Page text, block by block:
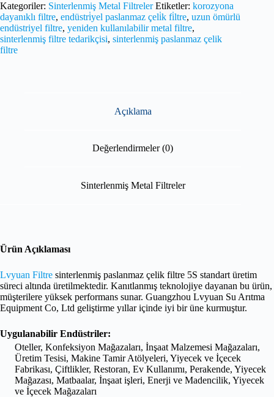
Kategoriler: Sinterlenmiş Metal Filtreler Etiketler: korozyona
dayanıklı filtre, endüstri̇yel paslanmaz çeli̇k fi̇ltre, uzun ömürlü
endüstriyel filtre, yeniden kullanılabilir metal filtre,
sinterlenmiş filtre tedarikçisi, sinterlenmiş paslanmaz çelik
filtre
Açıklama
Değerlendirmeler (0)
Sinterlenmiş Metal Filtreler
Ürün Açıklaması
Lvyuan Filtre sinterlenmiş paslanmaz çelik filtre 5S standart üretim
süreci altında üretilmektedir. Kanıtlanmış teknolojiye dayanan bu ürün,
müşterilere yüksek performans sunar. Guangzhou Lvyuan Su Arıtma
Equipment Co, Ltd geliştirme yıllar içinde iyi bir üne kurmuştur.
Uygulanabilir Endüstriler:
Oteller, Konfeksiyon Mağazaları, İnşaat Malzemesi Mağazaları,
Üretim Tesisi, Makine Tamir Atölyeleri, Yiyecek ve İçecek
Fabrikası, Çiftlikler, Restoran, Ev Kullanımı, Perakende, Yiyecek
Mağazası, Matbaalar, İnşaat işleri, Enerji ve Madencilik, Yiyecek
ve İçecek Mağazaları